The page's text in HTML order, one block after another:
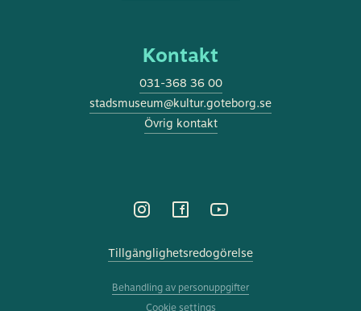
Kontakt
031-368 36 00
stadsmuseum@kultur.goteborg.se
Övrig kontakt
Tillgänglighetsredogörelse
Behandling av personuppgifter
Cookie settings